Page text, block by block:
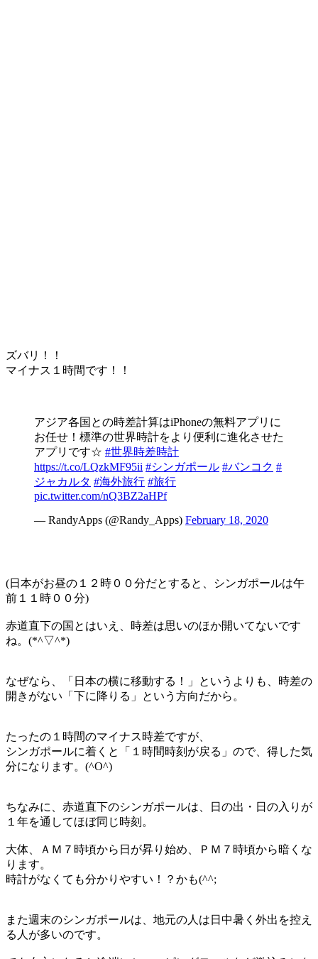
ズバリ！！
マイナス１時間です！！
アジア各国との時差計算はiPhoneの無料アプリに
お任せ！標準の世界時計をより便利に進化させた
アプリです☆ #世界時差時計
https://t.co/LQzkMF95ii #シンガポール #バンコク #
ジャカルタ #海外旅行 #旅行
pic.twitter.com/nQ3BZ2aHPf
— RandyApps (@Randy_Apps) February 18, 2020
(日本がお昼の１２時００分だとすると、シンガポールは午
前１１時００分)
赤道直下の国とはいえ、時差は思いのほか開いてないです
ね。(*^▽^*)
なぜなら、「 日本の横に移動する！
」というよりも、時差の
開きがない「 下に降りる 」という方向だから。
たったの１時間のマイナス時差ですが、
シンガポールに着くと「 １時間時刻が戻る 」ので、得した気
分になります。(^O^)
ちなみに、赤道直下のシンガポールは、日の出・日の入りが
１年を通してほぼ同じ時刻。
大体、ＡＭ７時頃から日が昇り始め、ＰＭ７時頃から暗くな
ります。
時計がなくても分かりやすい！？かも(^^;
また週末のシンガポールは、地元の人は日中暑く外出を控え
る人が多いのです。